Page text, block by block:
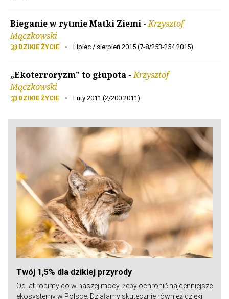
Bieganie w rytmie Matki Ziemi -Krzysztof
Mączkowski
DZIKIE ŻYCIE • Lipiec / sierpień 2015 (7-8/253-254 2015)
„Ekoterroryzm” to głupota -Krzysztof
Mączkowski
DZIKIE ŻYCIE • Luty 2011 (2/200 2011)
Twój 1,5% dla dzikiej przyrody
Od lat robimy co w naszej mocy, żeby ochronić najcenniejsze
ekosystemy w Polsce. Działamy skutecznie również dzięki